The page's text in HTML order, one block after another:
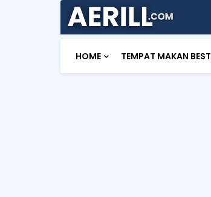
HOME TEMPAT MAKAN BEST